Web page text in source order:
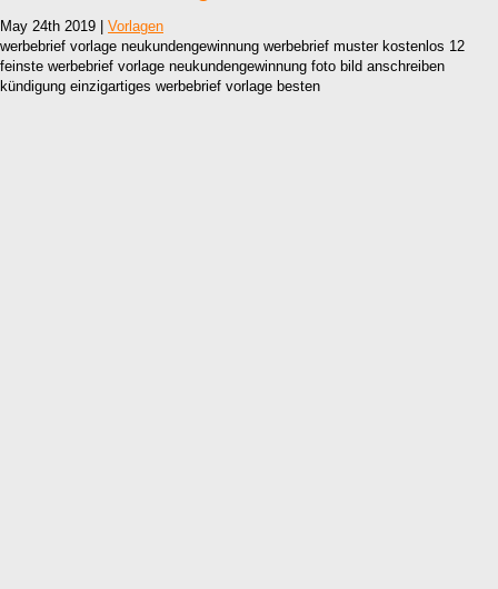
May 24th 2019 | Vorlagen
werbebrief vorlage neukundengewinnung werbebrief muster kostenlos 12
feinste werbebrief vorlage neukundengewinnung foto bild anschreiben
kündigung einzigartiges werbebrief vorlage besten